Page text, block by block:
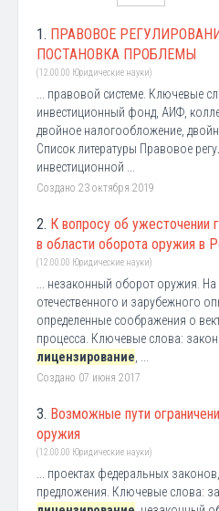
1. ПРАВОВОЕ
ПОСТАНОВКА ПРОБЛЕМЫ
(12.00.00 Юридические науки)
... правовой системе. Ключевые
инвестиционный фонд, АИФ,
двойное налогообложение,
Список литературы Правовое
инвестиционной ...
Создано 23 октября 2019
2. К вопросу об ужесточении
в области оборота оружия в
(12.00.00 Юридические науки)
... незаконный оборот оружия.
отечественного и зарубежного
определенные соображения о
процесса. Ключевые слова:
лицензирование
Создано 07 июня 2017
3. Возможные пути
оружия
(12.00.00 Юридические науки)
... проектах федеральных
предложения. Ключевые слова: